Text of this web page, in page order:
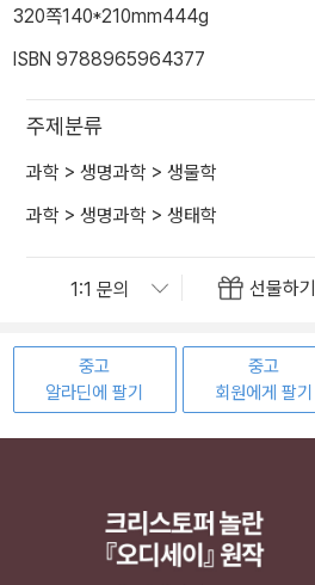
320쪽140*210mm444g
ISBN 9788965964377
주제분류
과학 > 생명과학 > 생물학
과학 > 생명과학 > 생태학
선물하기
중고
알라딘에 팔기
중고
회원에게 팔기